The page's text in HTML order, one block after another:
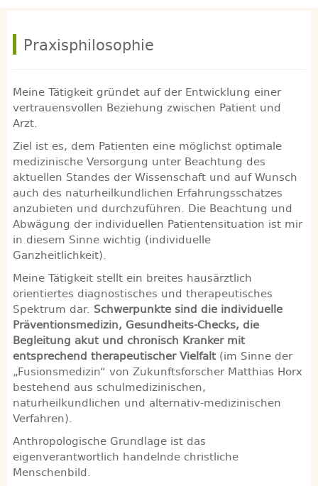
Praxisphilosophie
Meine Tätigkeit gründet auf der Entwicklung einer
vertrauensvollen Beziehung zwischen Patient und
Arzt.
Ziel ist es, dem Patienten eine möglichst optimale
medizinische Versorgung unter Beachtung des
aktuellen Standes der Wissenschaft und auf Wunsch
auch des naturheilkundlichen Erfahrungsschatzes
anzubieten und durchzuführen. Die Beachtung und
Abwägung der individuellen Patientensituation ist mir
in diesem Sinne wichtig (individuelle
Ganzheitlichkeit).
Meine Tätigkeit stellt ein breites hausärztlich
orientiertes diagnostisches und therapeutisches
Spektrum dar. Schwerpunkte sind die individuelle
Präventionsmedizin, Gesundheits-Checks, die
Begleitung akut und chronisch Kranker mit
entsprechend therapeutischer Vielfalt(im Sinne der
„Fusionsmedizin“ von Zukunftsforscher Matthias Horx
bestehend aus schulmedizinischen,
naturheilkundlichen und alternativ-medizinischen
Verfahren).
Anthropologische Grundlage ist das
eigenverantwortlich handelnde christliche
Menschenbild.